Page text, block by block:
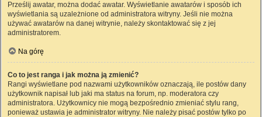
Prześlij awatar, można dodać awatar. Wyświetlanie awatarów i sposób ich
wyświetlania są uzależnione od administratora witryny. Jeśli nie można
używać awatarów na danej witrynie, należy skontaktować się z jej
administratorem.
Na górę
Co to jest ranga i jak można ją zmienić?
Rangi wyświetlane pod nazwami użytkowników oznaczają, ile postów dany
użytkownik napisał lub jaki ma status na forum, np. moderatora czy
administratora. Użytkownicy nie mogą bezpośrednio zmieniać stylu rang,
ponieważ ustawia je administrator witryny. Nie należy pisać postów tylko po